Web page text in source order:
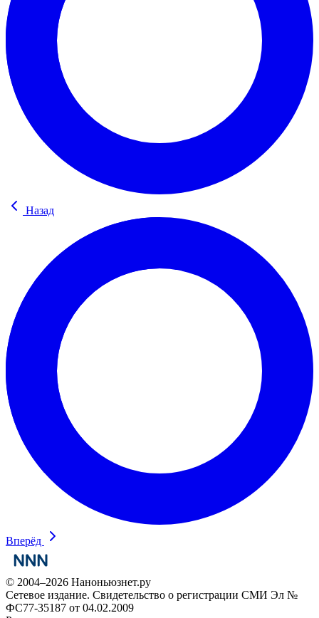
Назад
Вперёд
© 2004–2026 Наноньюзнет.ру
Сетевое издание. Свидетельство о регистрации СМИ Эл №
ФС77-35187 от 04.02.2009